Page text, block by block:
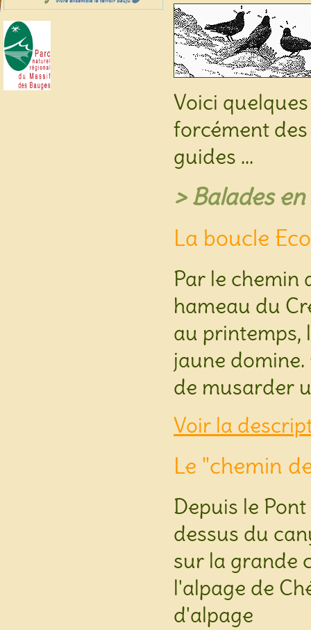
Voici
forcément
guides ...
> Balades
La boucle
Par le chemin
hameau du
au printemps,
jaune
de musarder
Voir la
Le "chemin
Depuis le
dessus du
sur la grande
l'alpage de
d'alpage